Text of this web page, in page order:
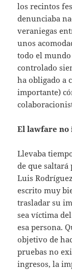
los recintos
denunciaba
veraniegas
unos
todo el
controlado
ha obligado a
importante)
El lawfare no
Llevaba
de que saltará
Luis
escrito muy
trasladar su
sea víctima
esa persona.
objetivo de
pruebas no
ingresos, la